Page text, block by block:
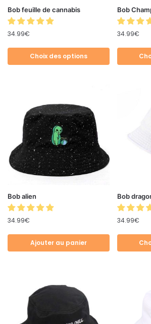
Bob feuille de cannabis
34.99€
Choix des options
Bob
34.99€
Bob alien
34.99€
Ajouter au panier
Bob
34.99€